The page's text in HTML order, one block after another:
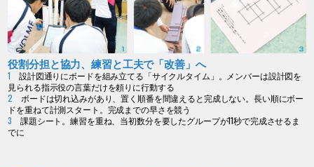
役割分担と協力、練習と工夫で「改善」へ
1 設計図通りにボードを組み立てる「サイクルタイム」。メンバーは設計図を
見られる指示役の言葉だけを頼りに行動する
2 ボードは切れ込みがあり、置く順番を間違えると完成しない。長い順にボー
ドを重ねて計測スタート。完成までの早さを競う
3 課題シート。練習を重ね、当初数分を要したグループが11秒で完成させるま
でに